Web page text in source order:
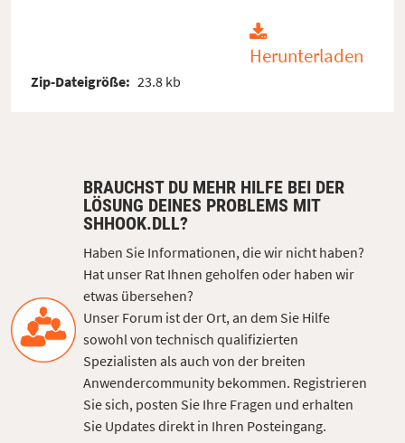
Herunterladen
Zip-Dateigröße: 23.8 kb
BRAUCHST DU MEHR HILFE BEI DER
LÖSUNG DEINES PROBLEMS MIT
SHHOOK.DLL?
Haben Sie Informationen, die wir nicht haben?
Hat unser Rat Ihnen geholfen oder haben wir
etwas übersehen?
Unser Forum ist der Ort, an dem Sie Hilfe
sowohl von technisch qualifizierten
Spezialisten als auch von der breiten
Anwendercommunity bekommen. Registrieren
Sie sich, posten Sie Ihre Fragen und erhalten
Sie Updates direkt in Ihren Posteingang.